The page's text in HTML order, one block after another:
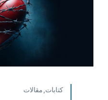
كتابات,مقالات